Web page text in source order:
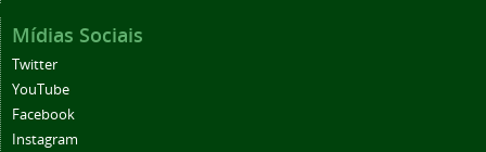
Mídias Sociais
Twitter
YouTube
Facebook
Instagram